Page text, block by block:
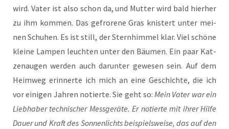
wird. Vater ist also schon da, und Mut­ter wird bald hier­her
zu ihm kom­men. Das gefro­re­ne Gras knis­tert unter mei­
nen Schu­hen. Es ist still, der Stern­him­mel klar. Viel schö­ne
klei­ne Lam­pen leuch­ten unter den Bäu­men. Ein paar Kat­
zen­au­gen wer­den auch dar­un­ter gewe­sen sein. Auf dem
Heim­weg erin­ner­te ich mich an eine Geschich­te, die ich
vor eini­gen Jah­ren notier­te. Sie geht so:Mein Vater war ein
Lieb­ha­ber tech­ni­scher Mess­ge­rä­te. Er notier­te mit ihrer Hil­fe
Dau­er und Kraft des Son­nen­lichts bei­spiels­wei­se, das auf den